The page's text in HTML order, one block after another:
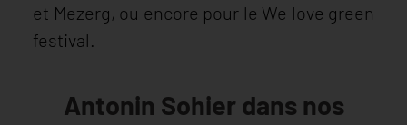
et Mezerg, ou encore pour le We love green
festival.
Antonin Sohier dans nos